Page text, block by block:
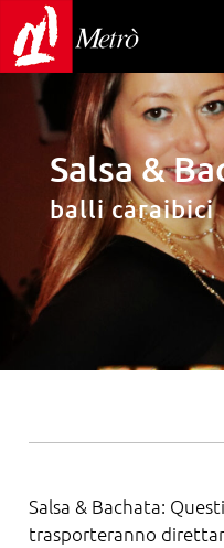
Salsa &
balli caraibici
Salsa & Bachata:
trasporteranno